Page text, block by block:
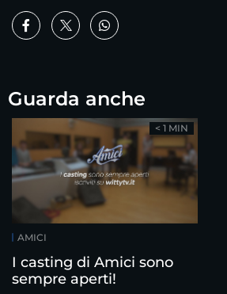
Guarda anche
AMICI
I casting di Amici sono
sempre aperti!
< 1 MIN